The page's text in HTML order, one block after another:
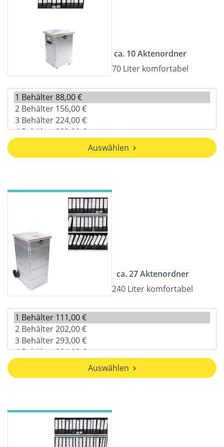
ca. 10 Aktenordner
70 Liter komfortabel
Auswählen
ca. 27 Aktenordner
240 Liter komfortabel
Auswählen